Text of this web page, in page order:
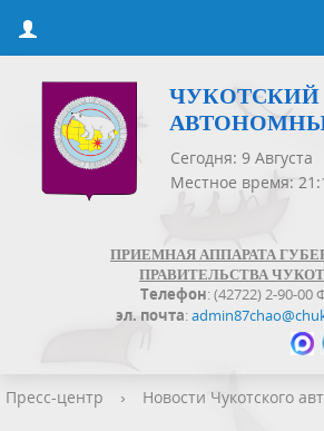
ЧУКОТСКИЙ
Сегодня: 9 Августа
Местное время:
ПРИЕМНАЯ АППАРАТА
ПРАВИТЕЛЬСТВА
Телефон: (42722) 2-90-00
эл. почта:
Пресс-центр › Новости Чукотского